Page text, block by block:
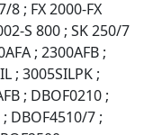
8 ; FX 2000-FX
S 800 ; SK 250/7
; 2300AFB ;
; 3005SILPK ;
; DBOF0210 ;
DBOF4510/7 ;